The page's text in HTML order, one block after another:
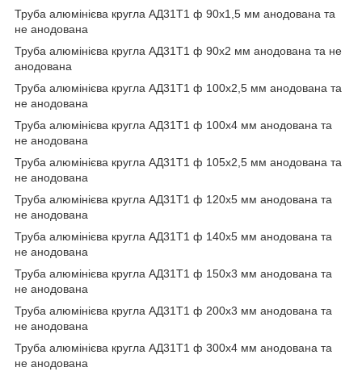
Труба алюмінієва кругла АД31Т1 ф 90х1,5 мм анодована та
не анодована
Труба алюмінієва кругла АД31Т1 ф 90х2 мм анодована та не
анодована
Труба алюмінієва кругла АД31Т1 ф 100х2,5 мм анодована та
не анодована
Труба алюмінієва кругла АД31Т1 ф 100х4 мм анодована та
не анодована
Труба алюмінієва кругла АД31Т1 ф 105х2,5 мм анодована та
не анодована
Труба алюмінієва кругла АД31Т1 ф 120х5 мм анодована та
не анодована
Труба алюмінієва кругла АД31Т1 ф 140х5 мм анодована та
не анодована
Труба алюмінієва кругла АД31Т1 ф 150х3 мм анодована та
не анодована
Труба алюмінієва кругла АД31Т1 ф 200х3 мм анодована та
не анодована
Труба алюмінієва кругла АД31Т1 ф 300х4 мм анодована та
не анодована